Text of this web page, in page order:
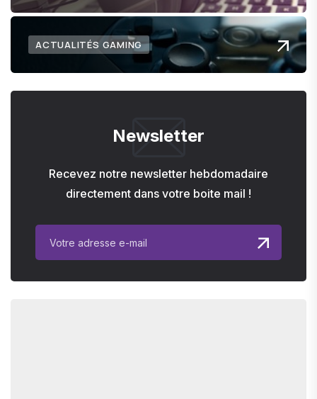
ACTUALITÉS GAMING
Newsletter
Recevez notre newsletter hebdomadaire
directement dans votre boite mail !